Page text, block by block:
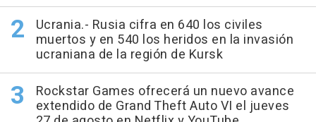
Ucrania.- Rusia cifra en 640 los civiles
muertos y en 540 los heridos en la invasión
ucraniana de la región de Kursk
Rockstar Games ofrecerá un nuevo avance
extendido de Grand Theft Auto VI el jueves